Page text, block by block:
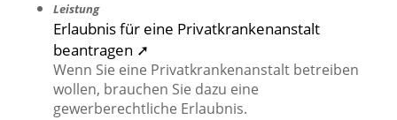
Leistung
Erlaubnis für eine Privatkrankenanstalt
beantragen ➚
Wenn Sie eine Privatkrankenanstalt betreiben
wollen, brauchen Sie dazu eine
gewerberechtliche Erlaubnis.